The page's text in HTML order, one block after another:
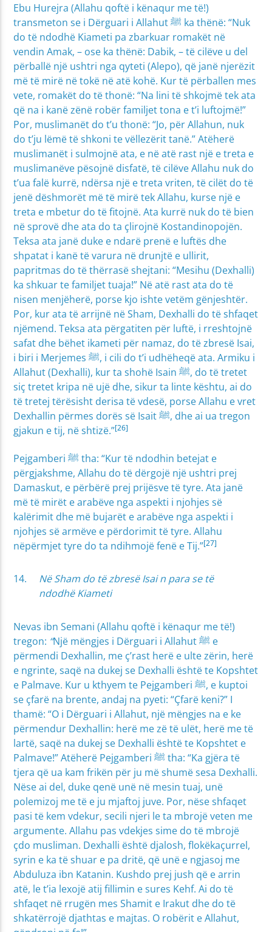
Ebu Hurejra (Allahu qoftë i kënaqur me të!)
transmeton se i Dërguari i Allahut ﷺ ka thënë: “Nuk
do të ndodhë Kiameti pa zbarkuar romakët në
vendin Amak, – ose ka thënë: Dabik, – të cilëve u del
përballë një ushtri nga qyteti (Alepo), që janë njerëzit
më të mirë në tokë në atë kohë. Kur të përballen mes
vete, romakët do të thonë: “Na lini të shkojmë tek ata
që na i kanë zënë robër familjet tona e t’i luftojmë!”
Por, muslimanët do t’u thonë: “Jo, për Allahun, nuk
do t’ju lëmë të shkoni te vëllezërit tanë.” Atëherë
muslimanët i sulmojnë ata, e në atë rast një e treta e
muslimanëve pësojnë disfatë, të cilëve Allahu nuk do
t’ua falë kurrë, ndërsa një e treta vriten, të cilët do të
jenë dëshmorët më të mirë tek Allahu, kurse një e
treta e mbetur do të fitojnë. Ata kurrë nuk do të bien
në sprovë dhe ata do ta çlirojnë Kostandinopojën.
Teksa ata janë duke e ndarë prenë e luftës dhe
shpatat i kanë të varura në drunjtë e ullirit,
papritmas do të thërrasë shejtani: “Mesihu (Dexhalli)
ka shkuar te familjet tuaja!” Në atë rast ata do të
nisen menjëherë, porse kjo ishte vetëm gënjeshtër.
Por, kur ata të arrijnë në Sham, Dexhalli do të shfaqet
njëmend. Teksa ata përgatiten për luftë, i rreshtojnë
safat dhe bëhet ikameti për namaz, do të zbresë Isai,
i biri i Merjemes ﷺ, i cili do t’i udhëheqë ata. Armiku i
Allahut (Dexhalli), kur ta shohë Isain ﷺ, do të tretet
siç tretet kripa në ujë dhe, sikur ta linte kështu, ai do
të tretej tërësisht derisa të vdesë, porse Allahu e vret
Dexhallin përmes dorës së Isait ﷺ, dhe ai ua tregon
gjakun e tij, në shtizë.”[26]
Pejgamberi ﷺ tha: “Kur të ndodhin betejat e
përgjakshme, Allahu do të dërgojë një ushtri prej
Damaskut, e përbërë prej prijësve të tyre. Ata janë
më të mirët e arabëve nga aspekti i njohjes së
kalërimit dhe më bujarët e arabëve nga aspekti i
njohjes së armëve e përdorimit të tyre. Allahu
nëpërmjet tyre do ta ndihmojë fenë e Tij.”[27]
Në Sham do të zbresë Isain para se të
ndodhë Kiameti
Nevas ibn Semani (Allahu qoftë i kënaqur me të!)
tregon: “Një mëngjes i Dërguari i Allahut ﷺ e
përmendi Dexhallin, me ç’rast herë e ulte zërin, herë
e ngrinte, saqë na dukej se Dexhalli është te Kopshtet
e Palmave. Kur u kthyem te Pejgamberi ﷺ, e kuptoi
se çfarë na brente, andaj na pyeti: “Çfarë keni?” I
thamë: “O i Dërguari i Allahut, një mëngjes na e ke
përmendur Dexhallin: herë me zë të ulët, herë me të
lartë, saqë na dukej se Dexhalli është te Kopshtet e
Palmave!” Atëherë Pejgamberi ﷺ tha: “Ka gjëra të
tjera që ua kam frikën për ju më shumë sesa Dexhalli.
Nëse ai del, duke qenë unë në mesin tuaj, unë
polemizoj me të e ju mjaftoj juve. Por, nëse shfaqet
pasi të kem vdekur, secili njeri le ta mbrojë veten me
argumente. Allahu pas vdekjes sime do të mbrojë
çdo musliman. Dexhalli është djalosh, flokëkaçurrel,
syrin e ka të shuar e pa dritë, që unë e ngjasoj me
Abduluza ibn Katanin. Kushdo prej jush që e arrin
atë, le t’ia lexojë atij fillimin e sures Kehf. Ai do të
shfaqet në rrugën mes Shamit e Irakut dhe do të
shkatërrojë djathtas e majtas. O robërit e Allahut,